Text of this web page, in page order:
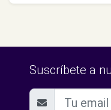
Suscríbete a